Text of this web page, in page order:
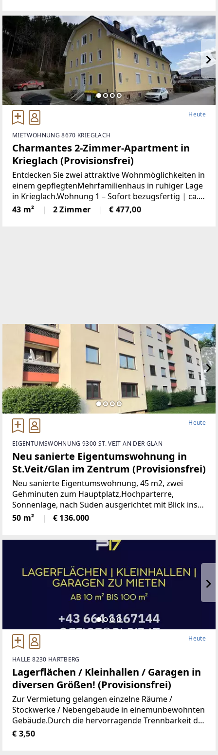
Heute
MIETWOHNUNG 8670 KRIEGLACH
Charmantes 2-Zimmer-Apartment in
Krieglach (Provisionsfrei)
Entdecken Sie zwei attraktive Wohnmöglichkeiten in
einem gepflegtenMehrfamilienhaus in ruhiger Lage
in Krieglach.Wohnung 1 – Sofort bezugsfertig | ca.
480 € BruttoFrisch und wie neu: Diese 43 m² große
Wohnung wurde komplett saniert. NeueKüche,
43 m² 2 Zimmer € 477,00
Heute
EIGENTUMSWOHNUNG 9300 ST. VEIT AN DER GLAN
Neu sanierte Eigentumswohnung in
St.Veit/Glan im Zentrum (Provisionsfrei)
Neu sanierte Eigentumswohnung, 45 m2, zwei
Gehminuten zum Hauptplatz,Hochparterre,
Sonnenlage, nach Süden ausgerichtet mit Blick ins
Grüne, mangelangt über nur 4 Stufen in die
Wohnung, Kindergarten, Volksschule,Mittelschule,
50 m² € 136.000
Heute
HALLE 8230 HARTBERG
Lagerflächen / Kleinhallen / Garagen in
diversen Größen! (Provisionsfrei)
Zur Vermietung gelangen einzelne Räume /
Stockwerke / Nebengebäude in einemunbewohnten
Gebäude.Durch die hervorragende Trennbarkeit der
Räumlichkeiten, stehen Ihnen Größen vonca. 10 m²
€ 3,50